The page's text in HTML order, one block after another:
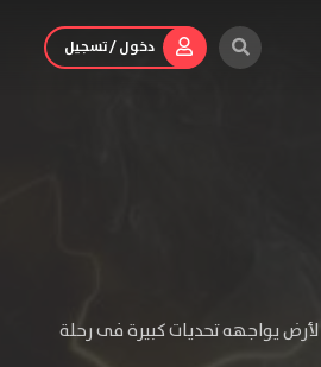
دخول / تسجيل
يواجهه تحديات كبيرة فى رحلة